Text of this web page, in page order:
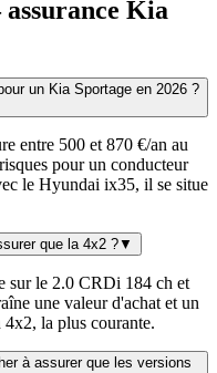
Kia
un Kia Sportage en 2026 ?
entre 500 et 870 €/an au
pour un conducteur
le Hyundai ix35, il se situe
que la 4x2 ?▼
sur le 2.0 CRDi 184 ch et
une valeur d'achat et un
4x2, la plus courante.
à assurer que les versions